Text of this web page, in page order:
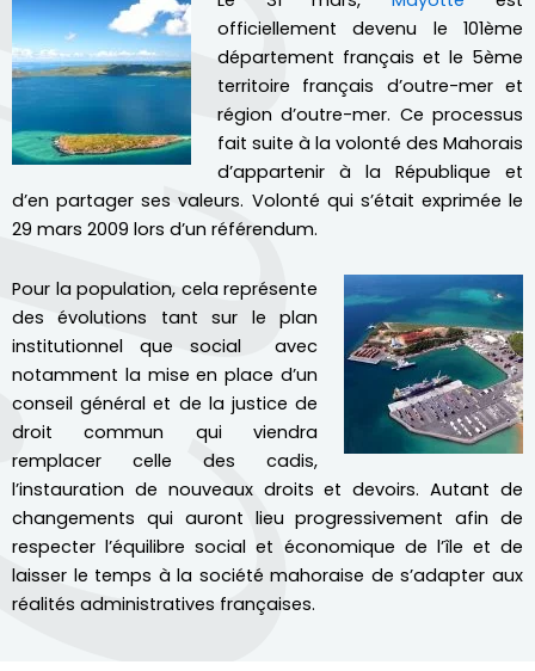
officiellement devenu le 101ème
département français et le 5ème
territoire français d’outre-mer et
région d’outre-mer. Ce processus
fait suite à la volonté des Mahorais
d’appartenir à la République et
d’en partager ses valeurs. Volonté qui s’était exprimée le
29 mars 2009 lors d’un référendum.
Pour la population, cela représente
des évolutions tant sur le plan
institutionnel que social avec
notamment la mise en place d’un
conseil général et de la justice de
droit commun qui viendra
remplacer celle des cadis,
l’instauration de nouveaux droits et devoirs. Autant de
changements qui auront lieu progressivement afin de
respecter l’équilibre social et économique de l’île et de
laisser le temps à la société mahoraise de s’adapter aux
réalités administratives françaises.